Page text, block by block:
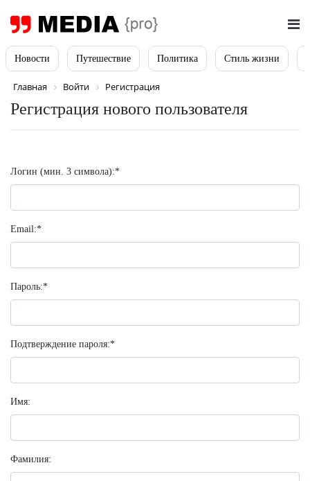
Новости Путешествие Политика Стиль жизни
Главная Войти Регистрация
Регистрация нового пользователя
Логин (мин. 3 символа):*
Email:*
Пароль:*
Подтверждение пароля:*
Имя:
Фамилия: